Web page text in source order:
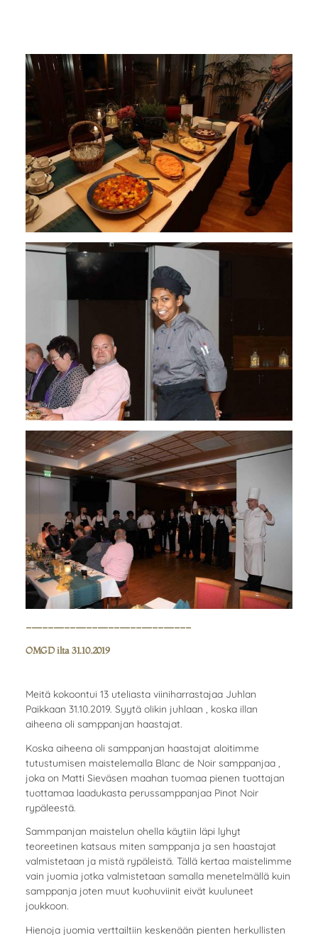
------------------------------
OMGD ilta 31.10.2019
Meitä kokoontui 13 uteliasta viiniharrastajaa Juhlan
Paikkaan 31.10.2019. Syytä olikin juhlaan , koska illan
aiheena oli samppanjan haastajat.
Koska aiheena oli samppanjan haastajat aloitimme
tutustumisen maistelemalla Blanc de Noir samppanjaa ,
joka on Matti Sieväsen maahan tuomaa pienen tuottajan
tuottamaa laadukasta perussamppanjaa Pinot Noir
rypäleestä.
Sammpanjan maistelun ohella käytiin läpi lyhyt
teoreetinen katsaus miten samppanja ja sen haastajat
valmistetaan ja mistä rypäleistä. Tällä kertaa maistelimme
vain juomia jotka valmistetaan samalla menetelmällä kuin
samppanja joten muut kuohuviinit eivät kuuluneet
joukkoon.
Hienoja juomia verttailtiin keskenään pienten herkullisten